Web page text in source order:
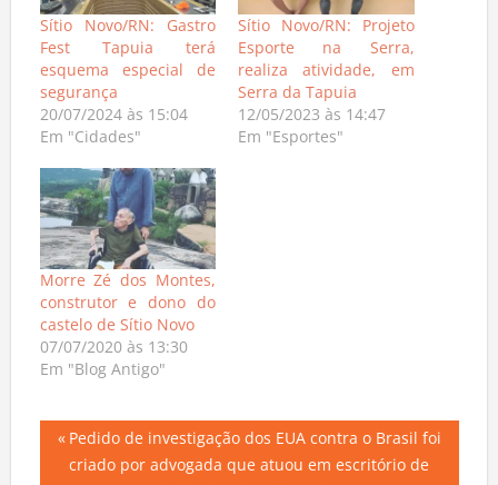
Sítio Novo/RN: Gastro
Fest Tapuia terá
esquema especial de
segurança
20/07/2024 às 15:04
Em "Cidades"
Sítio Novo/RN: Projeto
Esporte na Serra,
realiza atividade, em
Serra da Tapuia
12/05/2023 às 14:47
Em "Esportes"
Morre Zé dos Montes,
construtor e dono do
castelo de Sítio Novo
07/07/2020 às 13:30
Em "Blog Antigo"
Navegação
Previous
Post:
Pedido de investigação dos EUA contra o Brasil foi
criado por advogada que atuou em escritório de